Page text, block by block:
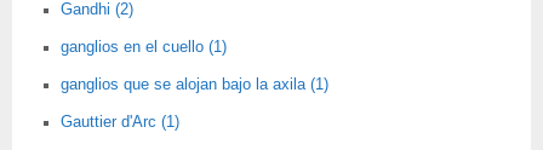
Gandhi (2)
ganglios en el cuello (1)
ganglios que se alojan bajo la axila (1)
Gauttier d'Arc (1)